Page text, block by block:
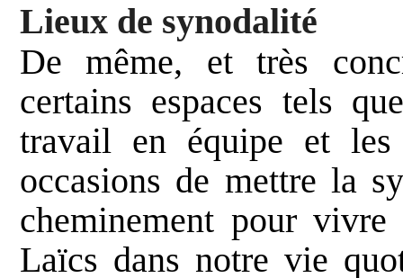
Lieux de synodalité
De même, et très
certains espaces tels
travail en équipe et les
occasions de mettre la
cheminement pour
Laïcs dans notre vie